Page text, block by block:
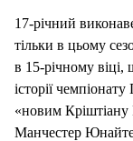
17-річний
тільки в цьому
в 15-річному
історії
«новим
Манчестер